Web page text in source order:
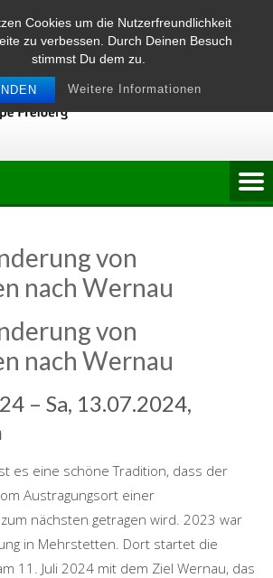
Cookies um die Nutzerfreundlichkeit
zu verbessen. Durch Deinen Besuch
stimmst Du dem zu.
Weitere Informationen
von
nach Wernau
von
nach Wernau
– Sa, 13.07.2024,
es eine schöne Tradition, dass der
Austragungsort einer
nächsten getragen wird. 2023 war
in Mehrstetten. Dort startet die
11. Juli 2024 mit dem Ziel Wernau, das